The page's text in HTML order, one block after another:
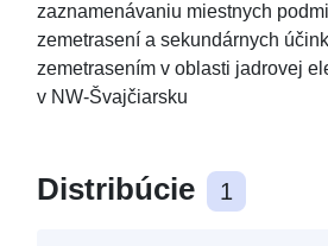
zaznamenávaniu miestnych
zemetrasení a sekundárnych
zemetrasením v oblasti jadrovej
v NW-Švajčiarsku
Distribúcie 1